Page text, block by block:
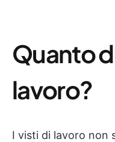
Quanto
lavoro?
I visti di lavoro non